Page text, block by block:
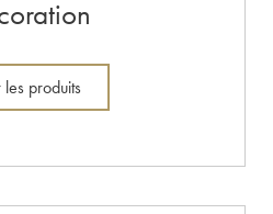
produits